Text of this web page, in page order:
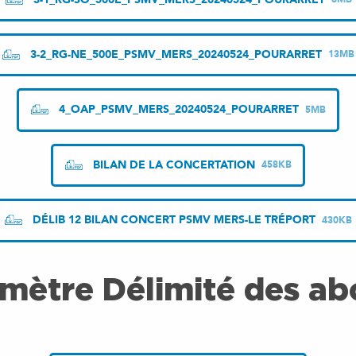
3-2_RG-NE_500E_PSMV_MERS_20240524_POURARRET 13MB
4_OAP_PSMV_MERS_20240524_POURARRET 5MB
BILAN DE LA CONCERTATION 458KB
DÉLIB 12 BILAN CONCERT PSMV MERS-LE TRÉPORT 430KB
Délimité des